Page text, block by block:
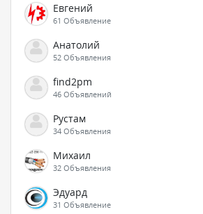
Евгений
61 Объявление
Анатолий
52 Объявления
find2pm
46 Объявлений
Рустам
34 Объявления
Михаил
32 Объявления
Эдуард
31 Объявление